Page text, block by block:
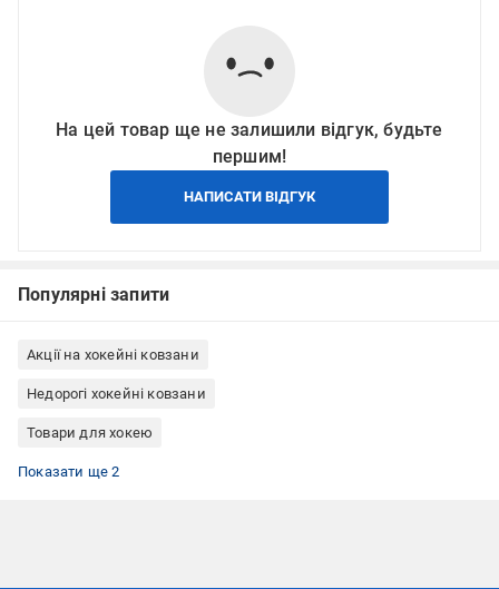
На цей товар ще не залишили відгук, будьте
першим!
НАПИСАТИ ВІДГУК
Популярні запити
Акції на хокейні ковзани
Недорогі хокейні ковзани
Товари для хокею
Хокейні ковзани для любителів
Хокейні ковзани 41 розміру
Показати ще 2